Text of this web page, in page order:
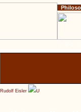
Rudolf Eisler U